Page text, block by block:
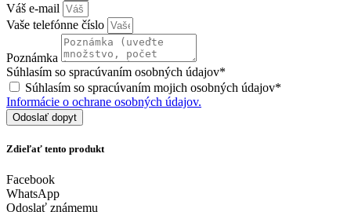
Váš e-mail
Vaše telefónne číslo
Poznámka
Súhlasím so spracúvaním osobných údajov*
Súhlasím so spracúvaním mojich osobných údajov*
Informácie o ochrane osobných údajov.
Odoslať dopyt
Zdieľať tento produkt
Facebook
WhatsApp
Odoslať známemu